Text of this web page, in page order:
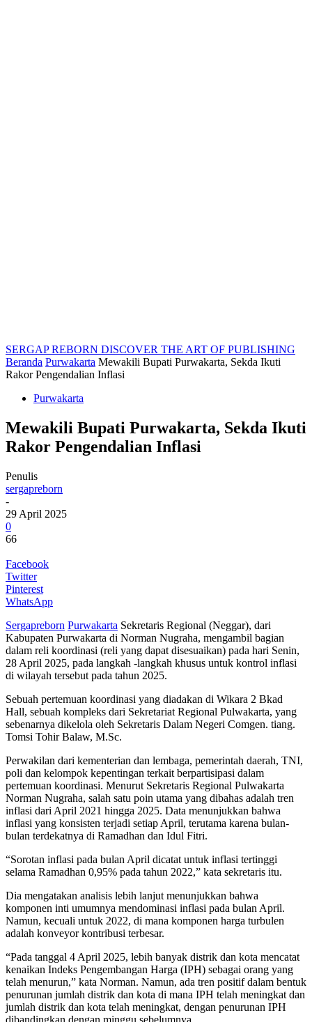
SERGAP REBORN DISCOVER THE ART OF PUBLISHING
Beranda Purwakarta Mewakili Bupati Purwakarta, Sekda Ikuti
Rakor Pengendalian Inflasi
Purwakarta
Mewakili Bupati Purwakarta, Sekda Ikuti
Rakor Pengendalian Inflasi
Penulis
sergapreborn
-
29 April 2025
0
66
Facebook
Twitter
Pinterest
WhatsApp
Sergapreborn Purwakarta Sekretaris Regional (Neggar), dari
Kabupaten Purwakarta di Norman Nugraha, mengambil bagian
dalam reli koordinasi (reli yang dapat disesuaikan) pada hari Senin,
28 April 2025, pada langkah -langkah khusus untuk kontrol inflasi
di wilayah tersebut pada tahun 2025.
Sebuah pertemuan koordinasi yang diadakan di Wikara 2 Bkad
Hall, sebuah kompleks dari Sekretariat Regional Pulwakarta, yang
sebenarnya dikelola oleh Sekretaris Dalam Negeri Comgen. tiang.
Tomsi Tohir Balaw, M.Sc.
Perwakilan dari kementerian dan lembaga, pemerintah daerah, TNI,
poli dan kelompok kepentingan terkait berpartisipasi dalam
pertemuan koordinasi. Menurut Sekretaris Regional Pulwakarta
Norman Nugraha, salah satu poin utama yang dibahas adalah tren
inflasi dari April 2021 hingga 2025. Data menunjukkan bahwa
inflasi yang konsisten terjadi setiap April, terutama karena bulan-
bulan terdekatnya di Ramadhan dan Idul Fitri.
“Sorotan inflasi pada bulan April dicatat untuk inflasi tertinggi
selama Ramadhan 0,95% pada tahun 2022,” kata sekretaris itu.
Dia mengatakan analisis lebih lanjut menunjukkan bahwa
komponen inti umumnya mendominasi inflasi pada bulan April.
Namun, kecuali untuk 2022, di mana komponen harga turbulen
adalah konveyor kontribusi terbesar.
“Pada tanggal 4 April 2025, lebih banyak distrik dan kota mencatat
kenaikan Indeks Pengembangan Harga (IPH) sebagai orang yang
telah menurun,” kata Norman. Namun, ada tren positif dalam bentuk
penurunan jumlah distrik dan kota di mana IPH telah meningkat dan
jumlah distrik dan kota telah meningkat, dengan penurunan IPH
dibandingkan dengan minggu sebelumnya.